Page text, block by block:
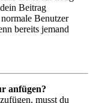
Beitrag
Benutzer
bereits jemand
anfügen?
musst du